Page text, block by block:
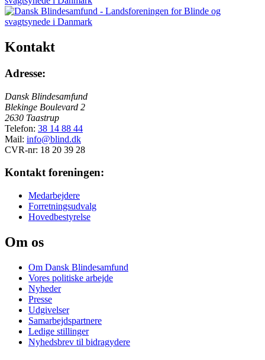
Kontakt
Adresse:
Dansk Blindesamfund
Blekinge Boulevard 2
2630 Taastrup
Telefon: 38 14 88 44
Mail: info@blind.dk
CVR-nr: 18 20 39 28
Kontakt foreningen:
Medarbejdere
Forretningsudvalg
Hovedbestyrelse
Om os
Om Dansk Blindesamfund
Vores politiske arbejde
Nyheder
Presse
Udgivelser
Samarbejdspartnere
Ledige stillinger
Nyhedsbrev til bidragydere